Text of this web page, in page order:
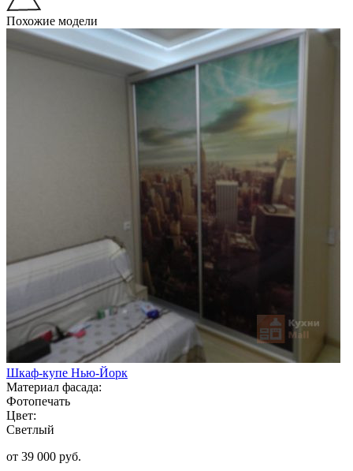
Похожие модели
Шкаф-купе Нью-Йорк
Материал фасада:
Фотопечать
Цвет:
Светлый
от 39 000 руб.